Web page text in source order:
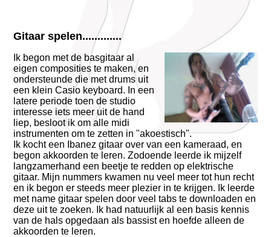
Gitaar spelen.............
Ik begon met de basgitaar al
eigen composities te maken, en
ondersteunde die met drums uit
een klein Casio keyboard. In een
latere periode toen de studio
interesse iets meer uit de hand
liep, besloot ik om alle midi
instrumenten om te zetten in "akoestisch".
Ik kocht een Ibanez gitaar over van een kameraad, en
begon akkoorden te leren. Zodoende leerde ik mijzelf
langzamerhand een beetje te redden op elektrische
gitaar. Mijn nummers kwamen nu veel meer tot hun recht
en ik begon er steeds meer plezier in te krijgen. Ik leerde
met name gitaar spelen door veel tabs te downloaden en
deze uit te zoeken. Ik had natuurlijk al een basis kennis
van de hals opgedaan als bassist en hoefde alleen de
akkoorden te leren.